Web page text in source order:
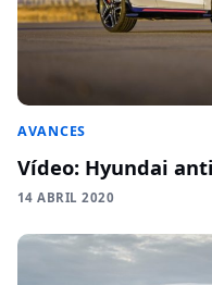
AVANCES
Vídeo: Hyundai
14 ABRIL 2020